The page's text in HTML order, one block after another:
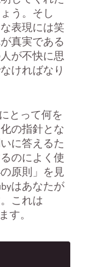
う。そし
表現には笑
真実である
が不快に思
ければなり
とって何を
の指針とな
に答えるた
のによく使
原則」を見
はあなたが
これは
す。